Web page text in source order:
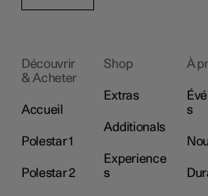
Découvrir
& Acheter
Accueil
Polestar 1
Polestar 2
Shop
Extras
Additionals
Experience
s
À
s